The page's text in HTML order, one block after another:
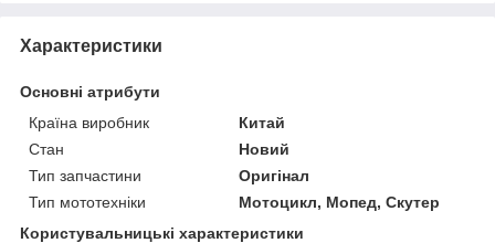
Характеристики
Основні атрибути
Країна виробник
Китай
Стан
Новий
Тип запчастини
Оригінал
Тип мототехніки
Мотоцикл, Мопед, Скутер
Користувальницькі характеристики